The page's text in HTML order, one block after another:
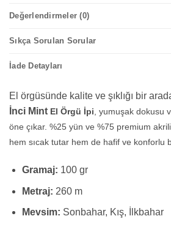
Değerlendirmeler (0)
Sıkça Sorulan Sorular
İade Detayları
El örgüsünde kalite ve şıklığı bir
İnci Mint El Örgü İpi, yumuşak dokusu
öne çıkar. %25 yün ve %75 premium
hem sıcak tutar hem de hafif ve konforlu
Gramaj: 100 gr
Metraj: 260 m
Mevsim: Sonbahar, Kış, İlkbahar